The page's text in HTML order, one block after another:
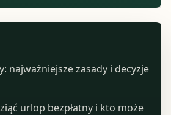
najważniejsze zasady i decyzje
urlop bezpłatny i kto może